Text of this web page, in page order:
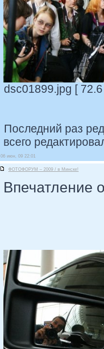
dsc01899.jpg [
Последний раз
всего
06 июн, 09 22:01
ФОТОФОРУМ – 2009 / в Минске!
Впечатление